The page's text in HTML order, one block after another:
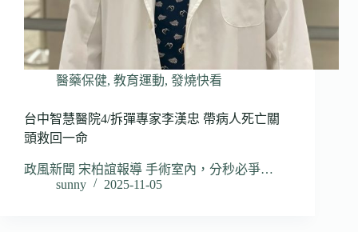
醫藥保健, 教育運動, 發燒快看
台中智慧醫院4/拆彈專家李漢忠 帶病人死亡關
頭救回一命
政風新聞 宋柏誼報導 手術室內，分秒必爭…
sunny
2025-11-05